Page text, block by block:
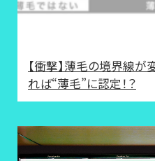
【衝撃】薄毛の境界線が
れば“薄毛”に認定！？